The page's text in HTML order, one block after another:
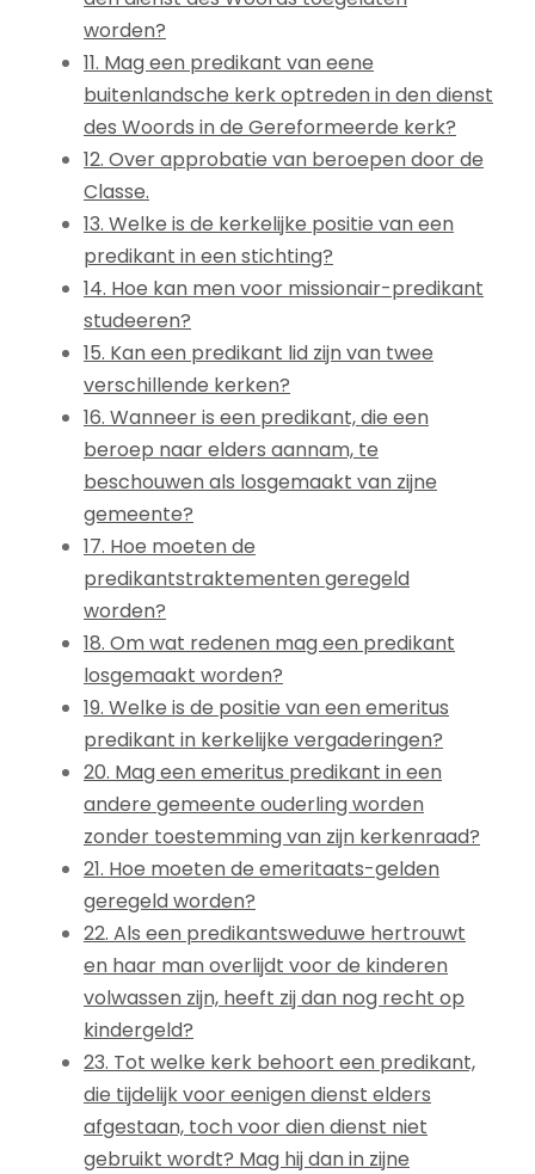
worden?
11. Mag een predikant van eene
buitenlandsche kerk optreden in den dienst
des Woords in de Gereformeerde kerk?
12. Over approbatie van beroepen door de
Classe.
13. Welke is de kerkelijke positie van een
predikant in een stichting?
14. Hoe kan men voor missionair-predikant
studeeren?
15. Kan een predikant lid zijn van twee
verschillende kerken?
16. Wanneer is een predikant, die een
beroep naar elders aannam, te
beschouwen als losgemaakt van zijne
gemeente?
17. Hoe moeten de
predikantstraktementen geregeld
worden?
18. Om wat redenen mag een predikant
losgemaakt worden?
19. Welke is de positie van een emeritus
predikant in kerkelijke vergaderingen?
20. Mag een emeritus predikant in een
andere gemeente ouderling worden
zonder toestemming van zijn kerkenraad?
21. Hoe moeten de emeritaats-gelden
geregeld worden?
22. Als een predikantsweduwe hertrouwt
en haar man overlijdt voor de kinderen
volwassen zijn, heeft zij dan nog recht op
kindergeld?
23. Tot welke kerk behoort een predikant,
die tijdelijk voor eenigen dienst elders
afgestaan, toch voor dien dienst niet
gebruikt wordt? Mag hij dan in zijne